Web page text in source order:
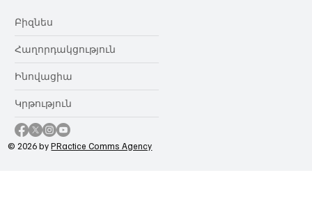
Բիզնես
Հաղորդակցություն
Ինովացիա
Կրթություն
© 2026 byPRactice Comms Agency